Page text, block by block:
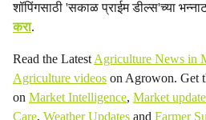
शॉपिंगसाठी 'सकाळ प्राईम डील्स'च्या
करा.
Read the Latest Agriculture News in
Agriculture videos on Agrowon. Get
on Market Intelligence, Market
Care, Weather Updates and Farmer